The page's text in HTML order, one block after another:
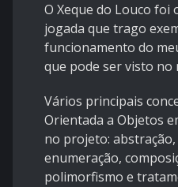
O Xeque do Louco foi
jogada que trago
funcionamento do
que pode ser visto no
Vários principais
Orientada a Objetos
no projeto:
enumeração,
polimorfismo e